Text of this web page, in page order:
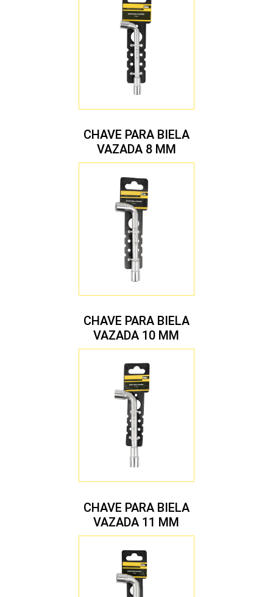
CHAVE PARA BIELA
VAZADA 8 MM
CHAVE PARA BIELA
VAZADA 10 MM
CHAVE PARA BIELA
VAZADA 11 MM